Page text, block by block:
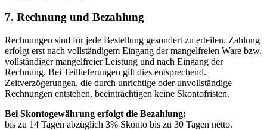
7. Rechnung und Bezahlung
Rechnungen sind für jede Bestellung gesondert zu erteilen. Zahlung
erfolgt erst nach vollständigem Eingang der mangelfreien Ware bzw.
vollständiger mangelfreier Leistung und nach Eingang der
Rechnung. Bei Teillieferungen gilt dies entsprechend.
Zeitverzögerungen, die durch unrichtige oder unvollständige
Rechnungen entstehen, beeinträchtigen keine Skontofristen.
Bei Skontogewährung erfolgt die Bezahlung:
bis zu 14 Tagen abzüglich 3% Skonto bis zu 30 Tagen netto.